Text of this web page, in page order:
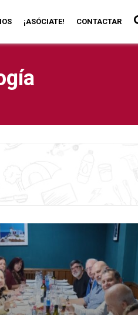
¡ASÓCIATE! CONTACTAR